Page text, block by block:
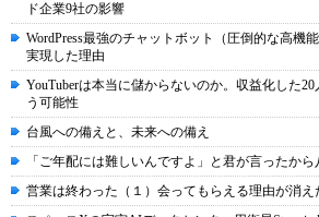
ド企業9社の影響
WordPress最強のチャットボット（圧倒的な高機
実現した理由
YouTuberは本当に儲からないのか。収益化した
う可能性
台風への備えと、未来への備え
「ご年配には難しいんですよ」と君が言ったか
営業は終わった（１）会ってもらえる理由が消え